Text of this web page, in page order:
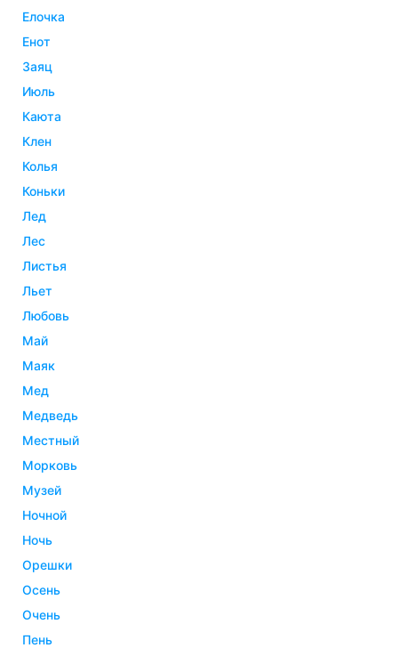
елочка
енот
заяц
июль
каюта
клен
колья
коньки
лед
лес
листья
льет
любовь
май
маяк
мед
медведь
местный
морковь
музей
ночной
ночь
орешки
осень
очень
пень